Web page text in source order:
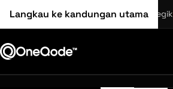
Langkau ke kandungan utama
perkongsian strategik